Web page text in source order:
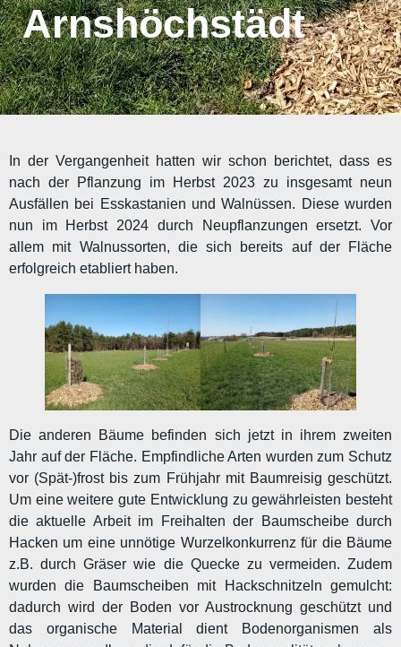
Arnshöchstädt
In der Vergangenheit hatten wir schon berichtet, dass es
nach der Pflanzung im Herbst 2023 zu insgesamt neun
Ausfällen bei Esskastanien und Walnüssen. Diese wurden
nun im Herbst 2024 durch Neupflanzungen ersetzt. Vor
allem mit Walnussorten, die sich bereits auf der Fläche
erfolgreich etabliert haben.
Die anderen Bäume befinden sich jetzt in ihrem zweiten
Jahr auf der Fläche. Empfindliche Arten wurden zum Schutz
vor (Spät-)frost bis zum Frühjahr mit Baumreisig geschützt.
Um eine weitere gute Entwicklung zu gewährleisten besteht
die aktuelle Arbeit im Freihalten der Baumscheibe durch
Hacken um eine unnötige Wurzelkonkurrenz für die Bäume
z.B. durch Gräser wie die Quecke zu vermeiden. Zudem
wurden die Baumscheiben mit Hackschnitzeln gemulcht:
dadurch wird der Boden vor Austrocknung geschützt und
das organische Material dient Bodenorganismen als